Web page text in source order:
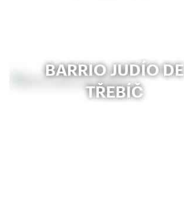
BARRIO JUDÍO DE
TŘEBÍČ